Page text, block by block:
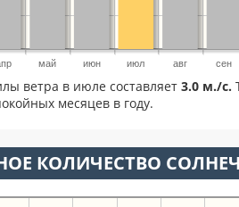
май июн июл авг сен
ветра в июле составляет 3.0 м./с.
месяцев в году.
КОЛИЧЕСТВО